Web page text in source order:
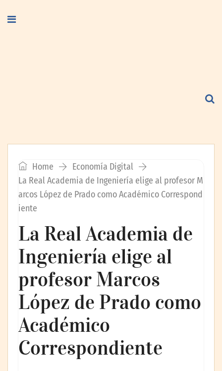
Home
Economía Digital
La Real Academia de Ingeniería elige al profesor M
arcos López de Prado como Académico Correspond
iente
La Real Academia de
Ingeniería elige al
profesor Marcos
López de Prado como
Académico
Correspondiente